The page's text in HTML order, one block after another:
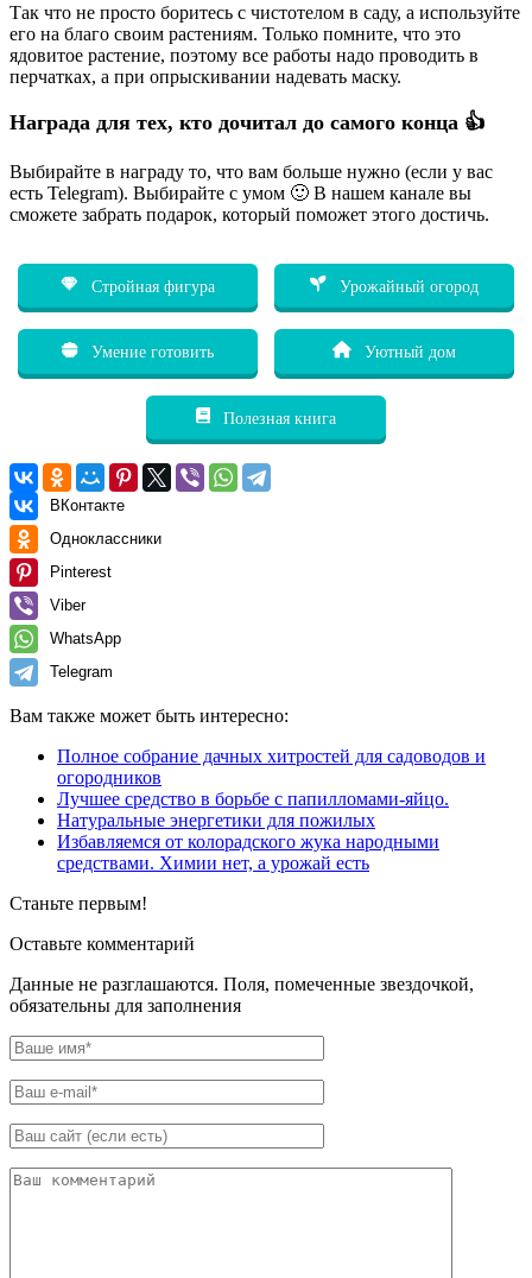
Так что не просто боритесь с чистотелом в саду, а используйте
его на благо своим растениям. Только помните, что это
ядовитое растение, поэтому все работы надо проводить в
перчатках, а при опрыскивании надевать маску.
Награда для тех, кто дочитал до самого конца 👍
Выбирайте в награду то, что вам больше нужно (если у вас
есть Telegram). Выбирайте с умом 🙂 В нашем канале вы
сможете забрать подарок, который поможет этого достичь.
Стройная фигура Урожайный огород
Умение готовить Уютный дом
Полезная книга
ВКонтакте
Одноклассники
Pinterest
Viber
WhatsApp
Telegram
Вам также может быть интересно:
Полное собрание дачных хитростей для садоводов и
огородников
Лучшее средство в борьбе с папилломами-яйцо.
Натуральные энергетики для пожилых
Избавляемся от колорадского жука народными
средствами. Химии нет, а урожай есть
Станьте первым!
Оставьте комментарий
Данные не разглашаются. Поля, помеченные звездочкой,
обязательны для заполнения